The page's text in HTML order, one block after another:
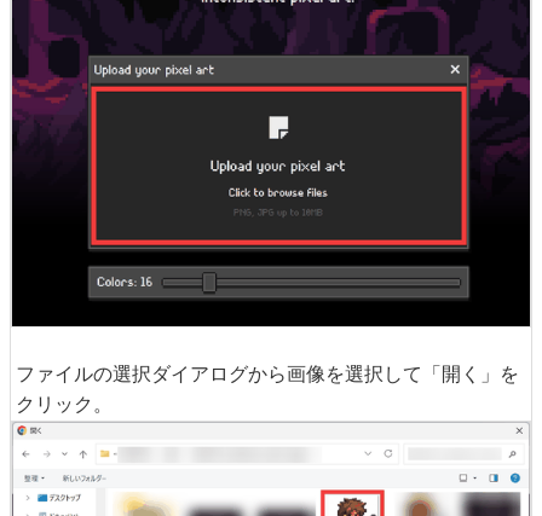
ファイルの選択ダイアログから画像を選択して「開く」を
クリック。